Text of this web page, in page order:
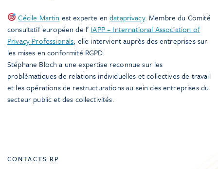
Cécile Martin est experte endataprivacy. Membre du Comité
consultatif européen de l’ IAPP – International Association of
Privacy Professionals, elle intervient auprès des entreprises sur
les mises en conformité RGPD.
Stéphane Bloch a une expertise reconnue sur les
problématiques de relations individuelles et collectives de travail
et les opérations de restructurations au sein des entreprises du
secteur public et des collectivités.
CONTACTS RP